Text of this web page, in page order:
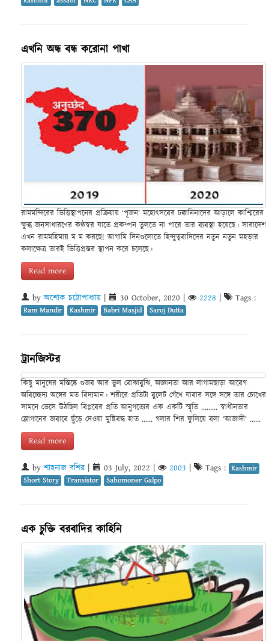
এখনি অন্ধ বন্ধ করোনা পাখা
রামমন্দিরের ভিত্তিস্থাপনের প্রক্রিয়ায় ‘পূজন’ মহোৎসবের ঢক্কানিনাদের আড়ালে কাশ্মিরের
ক্ষুব্ধ জনসাধারণের কণ্ঠস্বর যাতে প্রকম্পন তুলতে না পারে তার ব্যবস্থা হয়েছে। সারাদেশ
এখন রামমহিমায় ম ম করছে! আগামি দিনগুলোতে হিন্দুত্ববাদিদের নতুন নতুন মহড়ার
কলাক্ষেত্র তারই ভিত্তিপ্রস্তর স্থাপন করে চলেছে।
Read more
byঅশোক চট্টোপাধ্যায় 30 October, 2020 2228 Tags :
Ram Mandir Kashmir Babri Masjid Saroj Dutta
ট্রানজিস্টর
কিছু মানুষের মস্তিষ্কে গুজব আর ভুল বোঝাবুঝি, অজ্ঞানতা আর লাগামছাড়া আবেগ
অবিচ্ছেদ্য অঙ্গের মত বিদ্যমান। শরীরে প্রতিটা বুলেট গেঁথে যাবার সঙ্গে সঙ্গে তার চোখের
সামনে ভেসে উঠছিল বিপ্লবের প্রতি আনুগত্যের এক একটি স্মৃতি ......... স্বাধীনতার
স্লোগানের জবাবে ছুঁড়ে দেওয়া মুষ্টিবদ্ধ হাত ...... গলার শির ফুলিয়ে বলা ‘আজাদী’ ......
Read more
byশাহনাজ বশির| 03 July, 2022 2003 Tags : Kashmir
Short Story
Transistor Sahomoner Galpo
এক চুক্তি বরবাদির কাহিনি